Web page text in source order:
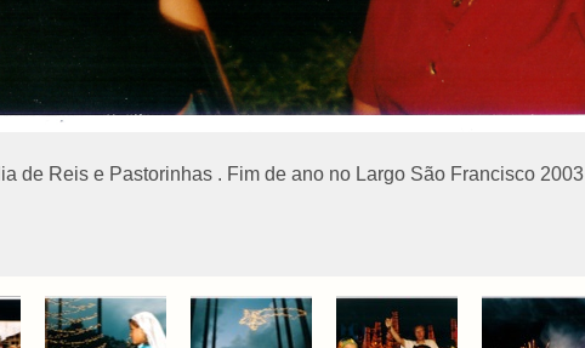
de Reis e Pastorinhas . Fim de ano no Largo São Francisco 2003